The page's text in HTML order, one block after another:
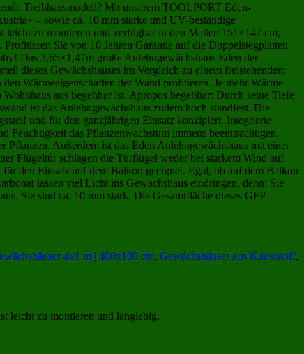
Treibhausmodell? Mit unserem TOOLPORT Eden-
– sowie ca. 10 mm starke und UV-beständige
leicht zu montieren und verfügbar in den Maßen 151×147 cm,
Sie von 10 Jahren Garantie auf die Doppelstegplatten
Das 3,65×1,47m große Anlehngewächshaus Eden der
dieses Gewächshauses im Vergleich zu einem freistehenden:
Wärmeeigenschaften der Wand profitieren. Je mehr Wärme
aus begehbar ist. Apropos begehbar: Durch seine Tiefe
ist das Anlehngewächshaus zudem hoch standfest. Die
und für den ganzjährigen Einsatz konzipiert. Integrierte
Feuchtigkeit das Pflanzenwachstum immens beeinträchtigen.
Pflanzen. Außerdem ist das Eden Anlehngewächshaus mit einer
Flügeltür schlagen die Türflügel weder bei starkem Wind auf
den Einsatz auf dem Balkon geeignet. Egal, ob auf dem Balkon
lassen viel Licht ins Gewächshaus eindringen, denn: Sie
Sie sind ca. 10 mm stark. Die Gesamtfläche dieses GFP-
4x1 m | 400x100 cm, Gewächshäuser aus Kunststoff,
leicht zu montieren und langlebig.